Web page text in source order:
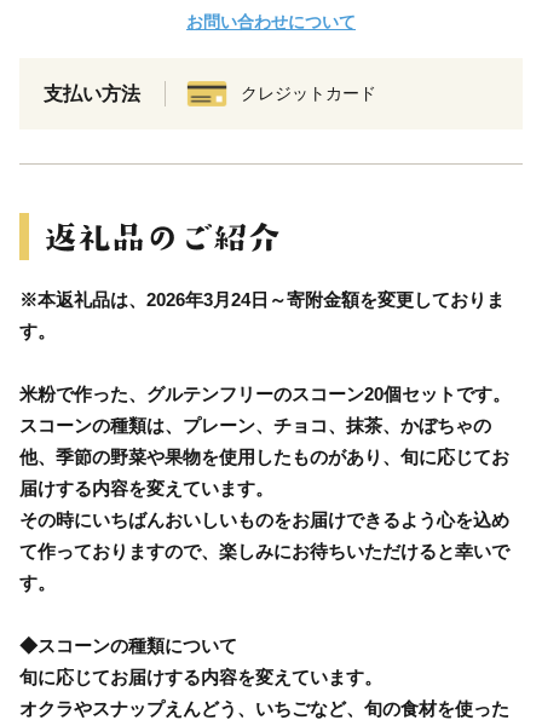
お問い合わせについて
支払い方法 クレジットカード
※本返礼品は、2026年3月24日～寄附金額を変更しておりま
す。
米粉で作った、グルテンフリーのスコーン20個セットです。
スコーンの種類は、プレーン、チョコ、抹茶、かぼちゃの
他、季節の野菜や果物を使用したものがあり、旬に応じてお
届けする内容を変えています。
その時にいちばんおいしいものをお届けできるよう心を込め
て作っておりますので、楽しみにお待ちいただけると幸いで
す。
◆スコーンの種類について
旬に応じてお届けする内容を変えています。
オクラやスナップえんどう、いちごなど、旬の食材を使った